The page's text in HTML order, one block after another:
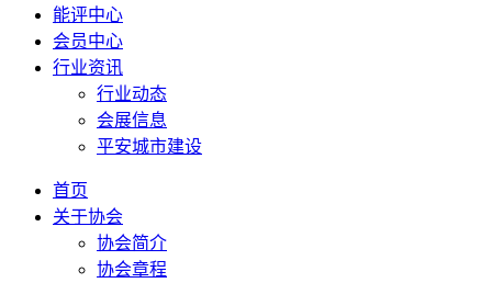
能评中心
会员中心
行业资讯
行业动态
会展信息
平安城市建设
首页
关于协会
协会简介
协会章程